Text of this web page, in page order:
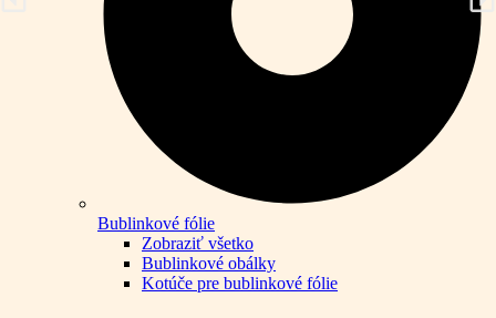
Bublinkové fólie
Zobraziť všetko
Bublinkové obálky
Kotúče pre bublinkové fólie